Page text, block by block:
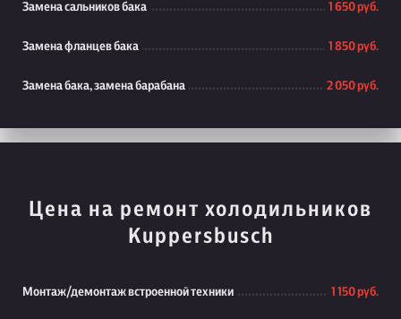
Замена сальников бака 1 650 руб.
Замена фланцев бака 1 850 руб.
Замена бака, замена барабана 2 050 руб.
Цена на ремонт холодильников
Kuppersbusch
Монтаж/демонтаж встроенной техники 1 150 руб.